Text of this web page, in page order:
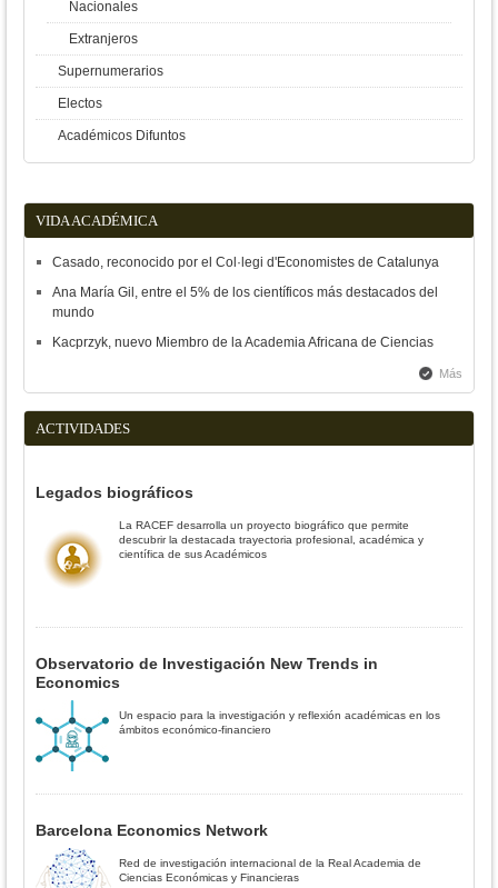
Nacionales
Extranjeros
Supernumerarios
Electos
Académicos Difuntos
VIDA ACADÉMICA
Casado, reconocido por el Col·legi d'Economistes de Catalunya
Ana María Gil, entre el 5% de los científicos más destacados del
mundo
Kacprzyk, nuevo Miembro de la Academia Africana de Ciencias
Más
ACTIVIDADES
Legados biográficos
La RACEF desarrolla un proyecto biográfico que permite
descubrir la destacada trayectoria profesional, académica y
científica de sus Académicos
Observatorio de Investigación New Trends in
Economics
Un espacio para la investigación y reflexión académicas en los
ámbitos económico-financiero
Barcelona Economics Network
Red de investigación internacional de la Real Academia de
Ciencias Económicas y Financieras